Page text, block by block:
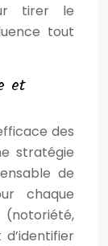
tirer le
tout
et
des
stratégie
de
chaque